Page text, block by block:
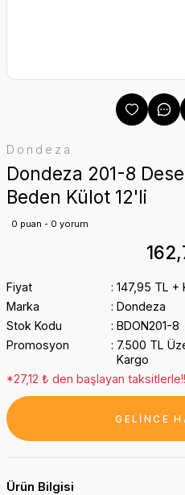
Dondeza
Dondeza 201-8
Beden Külot 12'li
0 puan - 0 yorum
Fiyat
147,95 TL +
Marka
Dondeza
Stok Kodu
BDON201-8
Promosyon
7.500 TL
Kargo
*27,12 ₺ den başlayan taksitlerle!!
GELİNCE
Ürün Bilgisi